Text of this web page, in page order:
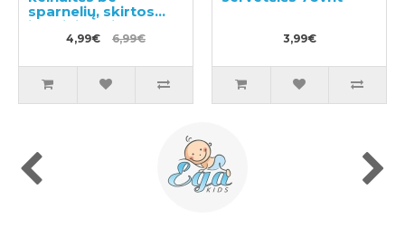
sparnelių, skirtos
jautriai odai 14cm
36vnt4,99€ 6,99€ 3,99€